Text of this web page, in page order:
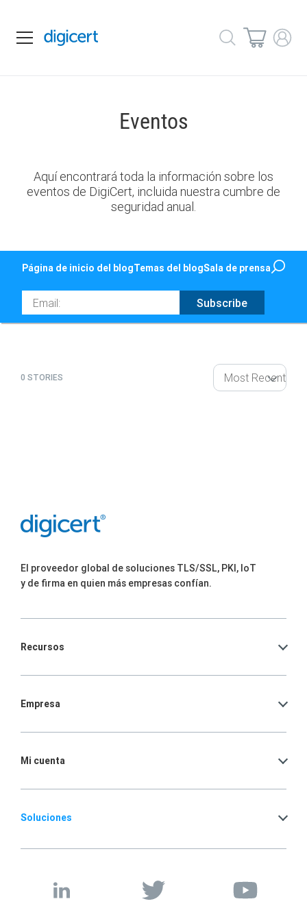
Eventos
Aquí encontrará toda la información sobre los
eventos de DigiCert, incluida nuestra cumbre de
seguridad anual.
Página de inicio del blogTemas del blogSala de prensa
Email Subscribe
0 STORIES
El proveedor global de soluciones TLS/SSL, PKI, IoT
y de firma en quien más empresas confían.
Recursos
Empresa
Mi cuenta
Soluciones